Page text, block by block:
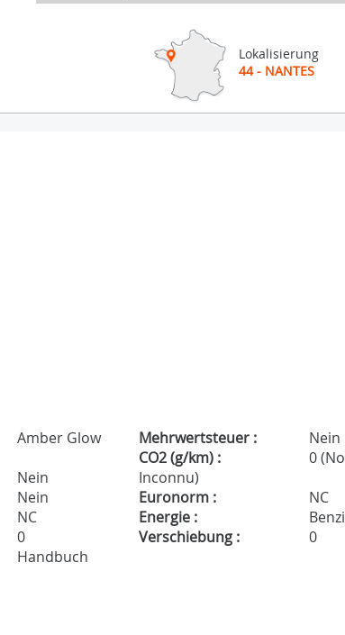
Lokalisierung
44 - NANTES
Amber Glow Mehrwertsteuer :
Nein
Nein
CO2 (g/km) :
0
Inconnu)
Nein Euronorm :
NC
NC Energie :
0 Verschiebung :
0
Handbuch